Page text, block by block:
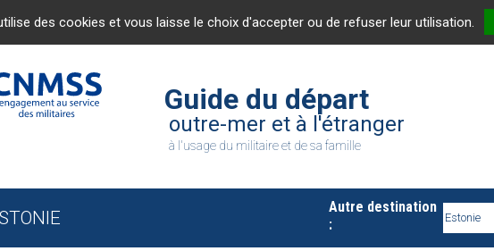
Guide du départ
outre-mer et à l'étranger
à l'usage du militaire et de sa famille
Autre destination
:
des cookies et vous laisse le choix d'accepter ou de refuser leur utilisation.